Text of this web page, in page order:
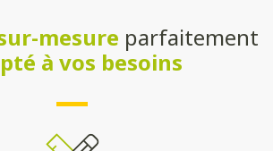
mesure parfaitement
à vos besoins